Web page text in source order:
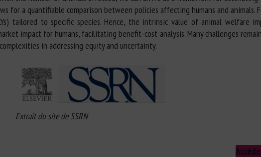
for a quantifiable comparison between policies affecting humans and animals.
tailored to specific species. Hence, the intrinsic value of animal welfare
impact for humans, facilitating benefit-cost analysis. Many challenges
in addressing equity and uncertainty.
Extrait du site de SSRN